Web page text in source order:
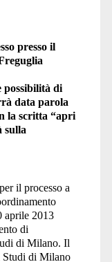
presso il
possibilità di
data parola
la scritta “apri
sulla
il processo a
aprile 2013
di
di Milano. Il
Studi di Milano